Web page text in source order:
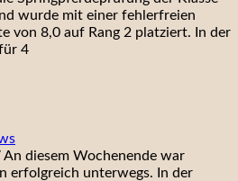
wurde mit einer fehlerfreien
von 8,0 auf Rang 2 platziert. In der
4
diesem Wochenende war
erfolgreich unterwegs. In der